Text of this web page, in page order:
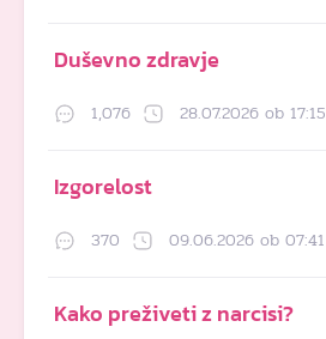
Duševno zdravje
1,076 28.07.2026 ob 17:15
Izgorelost
370 09.06.2026 ob 07:41
Kako preživeti z narcisi?